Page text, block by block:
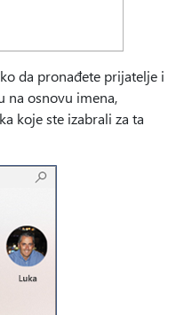
da pronađete prijatelje i
na osnovu imena,
koje ste izabrali za ta